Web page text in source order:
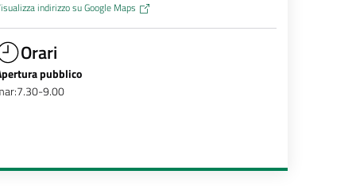
indirizzo su Google Maps
Orari
pubblico
9.00